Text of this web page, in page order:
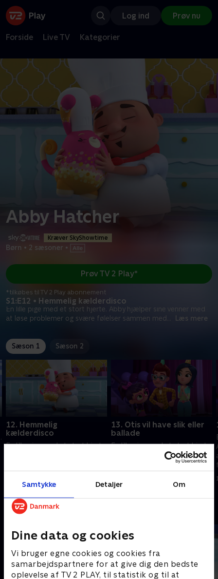
Samtykke Detaljer Om
Dine data og cookies
Vi bruger egne cookies og cookies fra
samarbejdspartnere for at give dig den bedste
oplevelse af TV 2 PLAY, til statistik og til at
Log ind Prøv nu
Forside Live TV Kategorier
Abby Hatcher
Kræver SkyShowtime
Børn • 2 sæsoner •
S1:E12 • Hemmelig kælderdisco
En lille pige med et stort hjerte. Abby hjælper sine venner med
at løse problemer og svære følelser sammen med
Læs mere
Prøv TV 2 Play*
*tilkøbes til TV 2 Play abonnement
Sæson 1 Sæson 2
12. Hemmelig
kælderdisco
En lille pige med et stort hjerte.
følelser sammen med de
nuttede Fuzzlies.
1. januar 2023 • 22 min
13. Otis vil have slik eller
ballade
En lille pige med et stort hjerte.
Abby hjælper sine venner med
at løse problemer og svære
følelser sammen med de
nuttede Fuzzlies.
1. januar 2023 • 22 min
Andre så også